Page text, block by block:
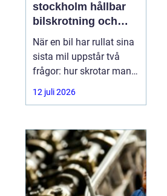
stockholm hållbar
bilskrotning och
smart reservdelsjakt
När en bil har rullat sina
sista mil uppstår två
frågor: hur skrotar man
den på ett korrekt sätt,
och hur tar man tillvara
fortfarande fungerar? I
storstadsområdet kring
Stockholm har behovet
av
12 juli 2026